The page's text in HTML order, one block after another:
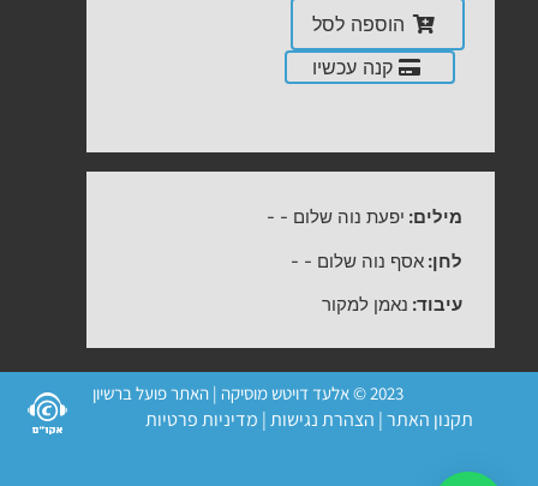
הוספה לסל
קנה עכשיו
מילים: יפעת נוה שלום -
-
לחן:אסף נוה שלום -
-
עיבוד: נאמן למקור
2023 © אלעד דויטש מוסיקה | האתר פועל ברשיון
תקנון האתר| הצהרת נגישות| מדיניות פרטיות